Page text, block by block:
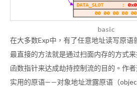
basic
在大多数Exp中，有了任意地址读写原语
最直接的方法就是通过扫面内存的方式
函数指针来达成劫持控制流的目的。作
实用的原语——对象地址泄露原语（